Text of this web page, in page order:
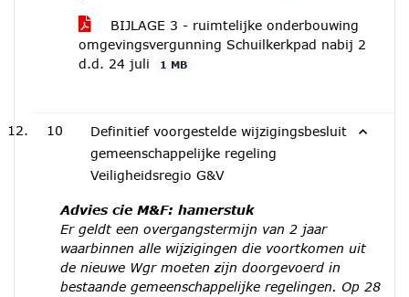
BIJLAGE 3 - ruimtelijke onderbouwing
omgevingsvergunning Schuilkerkpad nabij 2
d.d. 24 juli
1 MB
10
Definitief voorgestelde wijzigingsbesluit
gemeenschappelijke regeling
Veiligheidsregio G&V
Advies cie M&F: hamerstuk
Er geldt een overgangstermijn van 2 jaar
waarbinnen alle wijzigingen die voortkomen uit
de nieuwe Wgr moeten zijn doorgevoerd in
bestaande gemeenschappelijke regelingen. Op 28